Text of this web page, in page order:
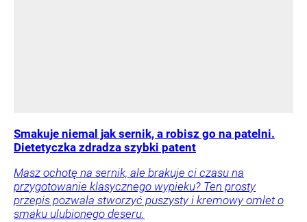
Smakuje niemal jak sernik, a robisz go na patelni.
Dietetyczka zdradza szybki patent
Masz ochotę na sernik, ale brakuje ci czasu na
przygotowanie klasycznego wypieku? Ten prosty
przepis pozwala stworzyć puszysty i kremowy omlet o
smaku ulubionego deseru.